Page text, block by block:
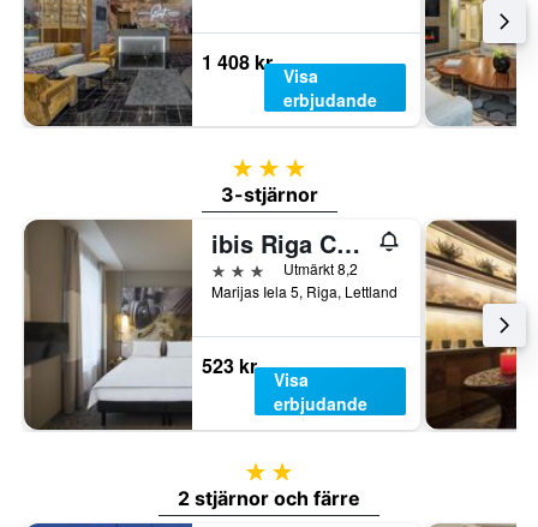
1 408 kr
Visa
erbjudande
3 stjärnor
3-stjärnor
ibis Riga Centre
3 stjärnorUtmärkt 8,2
Marijas Iela 5, Riga, Lettland
523 kr
Visa
erbjudande
2 stjärnor
2 stjärnor och färre